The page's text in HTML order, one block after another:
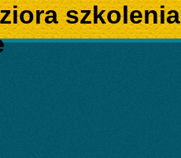
szkolenia